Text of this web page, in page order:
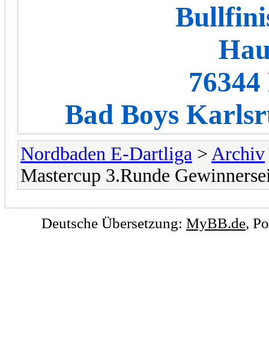
Bad Boys
Nordbaden E-Dartliga > Archiv
Mastercup 3.Runde
Deutsche Übersetzung: MyBB.de,